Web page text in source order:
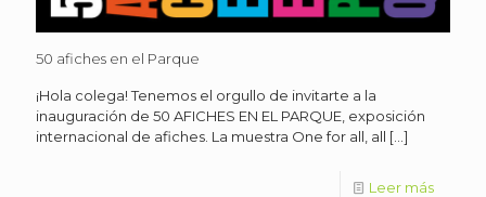
50 afiches en el Parque
¡Hola colega! Tenemos el orgullo de invitarte a la
inauguración de 50 AFICHES EN EL PARQUE, exposición
internacional de afiches. La muestra One for all, all […]
Leer más